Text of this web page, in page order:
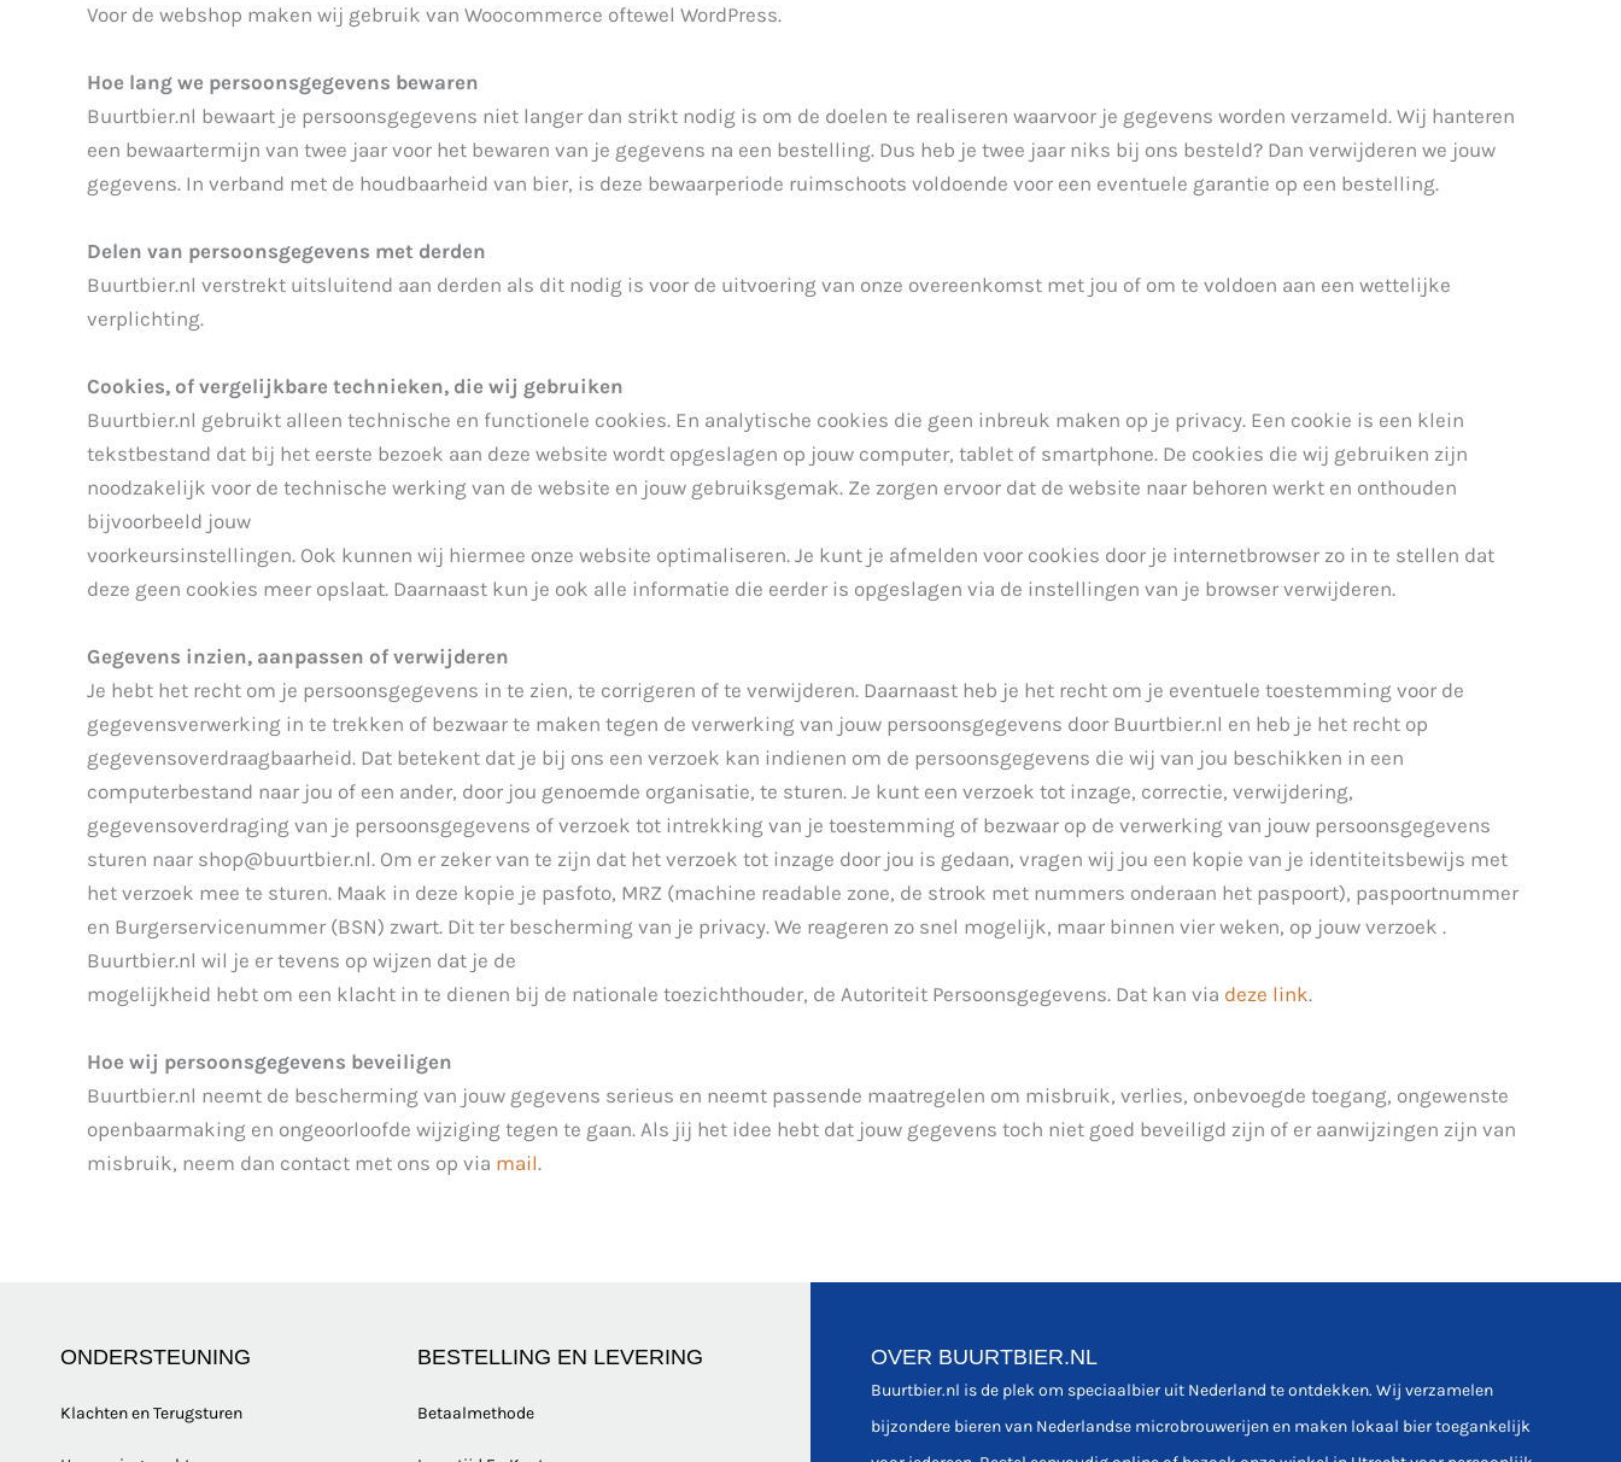
Voor de webshop maken wij gebruik van Woocommerce oftewel WordPress.
Hoe lang we persoonsgegevens bewaren
Buurtbier.nl bewaart je persoonsgegevens niet langer dan strikt nodig is om de doelen te realiseren waarvoor je gegevens worden verzameld. Wij hanteren
een bewaartermijn van twee jaar voor het bewaren van je gegevens na een bestelling. Dus heb je twee jaar niks bij ons besteld? Dan verwijderen we jouw
gegevens. In verband met de houdbaarheid van bier, is deze bewaarperiode ruimschoots voldoende voor een eventuele garantie op een bestelling.
Delen van persoonsgegevens met derden
Buurtbier.nl verstrekt uitsluitend aan derden als dit nodig is voor de uitvoering van onze overeenkomst met jou of om te voldoen aan een wettelijke
verplichting.
Cookies, of vergelijkbare technieken, die wij gebruiken
Buurtbier.nl gebruikt alleen technische en functionele cookies. En analytische cookies die geen inbreuk maken op je privacy. Een cookie is een klein
tekstbestand dat bij het eerste bezoek aan deze website wordt opgeslagen op jouw computer, tablet of smartphone. De cookies die wij gebruiken zijn
noodzakelijk voor de technische werking van de website en jouw gebruiksgemak. Ze zorgen ervoor dat de website naar behoren werkt en onthouden
bijvoorbeeld jouw
voorkeursinstellingen. Ook kunnen wij hiermee onze website optimaliseren. Je kunt je afmelden voor cookies door je internetbrowser zo in te stellen dat
deze geen cookies meer opslaat. Daarnaast kun je ook alle informatie die eerder is opgeslagen via de instellingen van je browser verwijderen.
Gegevens inzien, aanpassen of verwijderen
Je hebt het recht om je persoonsgegevens in te zien, te corrigeren of te verwijderen. Daarnaast heb je het recht om je eventuele toestemming voor de
gegevensverwerking in te trekken of bezwaar te maken tegen de verwerking van jouw persoonsgegevens door Buurtbier.nl en heb je het recht op
gegevensoverdraagbaarheid. Dat betekent dat je bij ons een verzoek kan indienen om de persoonsgegevens die wij van jou beschikken in een
computerbestand naar jou of een ander, door jou genoemde organisatie, te sturen. Je kunt een verzoek tot inzage, correctie, verwijdering,
gegevensoverdraging van je persoonsgegevens of verzoek tot intrekking van je toestemming of bezwaar op de verwerking van jouw persoonsgegevens
sturen naar shop@buurtbier.nl. Om er zeker van te zijn dat het verzoek tot inzage door jou is gedaan, vragen wij jou een kopie van je identiteitsbewijs met
het verzoek mee te sturen. Maak in deze kopie je pasfoto, MRZ (machine readable zone, de strook met nummers onderaan het paspoort), paspoortnummer
en Burgerservicenummer (BSN) zwart. Dit ter bescherming van je privacy. We reageren zo snel mogelijk, maar binnen vier weken, op jouw verzoek .
Buurtbier.nl wil je er tevens op wijzen dat je de
mogelijkheid hebt om een klacht in te dienen bij de nationale toezichthouder, de Autoriteit Persoonsgegevens. Dat kan via deze link.
Hoe wij persoonsgegevens beveiligen
Buurtbier.nl neemt de bescherming van jouw gegevens serieus en neemt passende maatregelen om misbruik, verlies, onbevoegde toegang, ongewenste
openbaarmaking en ongeoorloofde wijziging tegen te gaan. Als jij het idee hebt dat jouw gegevens toch niet goed beveiligd zijn of er aanwijzingen zijn van
misbruik, neem dan contact met ons op via mail.
ONDERSTEUNING
Klachten en Terugsturen
BESTELLING EN LEVERING
Betaalmethode
OVER BUURTBIER.NL
Buurtbier.nl is de plek om speciaalbier uit Nederland te ontdekken. Wij verzamelen
bijzondere bieren van Nederlandse microbrouwerijen en maken lokaal bier toegankelijk